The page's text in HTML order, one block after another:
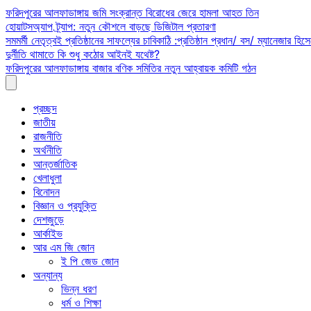
Skip
to
content
ফরিদপুরের আলফাডাঙ্গায় জমি সংক্রান্ত বিরোধের জেরে হামলা আহত তিন
হোয়াটসঅ্যাপ ট্র্যাপ: নতুন কৌশলে বাড়ছে ডিজিটাল প্রতারণা
সমমর্মী নেতৃত্বই প্রতিষ্ঠানের সাফল্যের চাবিকাঠি :প্রতিষ্ঠান প্রধান/ বস/ ম্যানেজার
দুর্নীতি থামাতে কি শুধু কঠোর আইনই যথেষ্ট?
ফরিদপুরের আলফাডাঙ্গায় বাজার বণিক সমিতির নতুন আহ্বায়ক কমিটি গঠন
প্রচ্ছদ
জাতীয়
রাজনীতি
অর্থনীতি
আন্তর্জাতিক
খেলাধুলা
বিনোদন
বিজ্ঞান ও প্রযুক্তি
দেশজুড়ে
আর্কাইভ
আর এম জি জোন
ই পি জেড জোন
অন্যান্য
ভিন্ন ধরণ
ধর্ম ও শিক্ষা